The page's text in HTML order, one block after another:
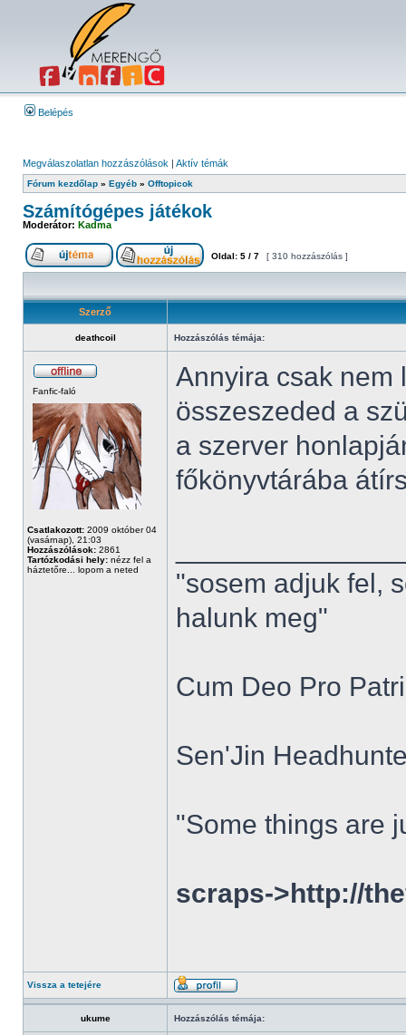
Belépés
Megválaszolatlan hozzászólások | Aktív témák
Fórum kezdőlap » Egyéb » Offtopicok
Számítógépes játékok
Moderátor: Kadma
Oldal: 5 / 7 [ 310 hozzászólás ]
Szerző
deathcoil Hozzászólás témája:
Fanfic-faló
Csatlakozott: 2009 október 04
(vasárnap), 21:03
Hozzászólások: 2861
Tartózkodási hely: nézz fel a
háztetőre... lopom a neted
Annyira csak nem
összeszeded a
a szerver
főkönyvtárába
"sosem adjuk fel,
halunk meg"
Cum Deo Pro
Sen'Jin
"Some things are
scraps->http://
Vissza a tetejére
ukume Hozzászólás témája: